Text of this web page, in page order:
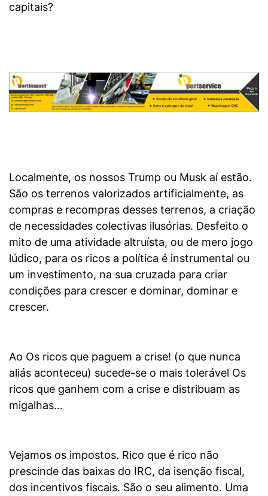
capitais?
Localmente, os nossos Trump ou Musk aí estão.
São os terrenos valorizados artificialmente, as
compras e recompras desses terrenos, a criação
de necessidades colectivas ilusórias. Desfeito o
mito de uma atividade altruísta, ou de mero jogo
lúdico, para os ricos a política é instrumental ou
um investimento, na sua cruzada para criar
condições para crescer e dominar, dominar e
crescer.
Ao Os ricos que paguem a crise! (o que nunca
aliás aconteceu) sucede-se o mais tolerável Os
ricos que ganhem com a crise e distribuam as
migalhas…
Vejamos os impostos. Rico que é rico não
prescinde das baixas do IRC, da isenção fiscal,
dos incentivos fiscais. São o seu alimento. Uma